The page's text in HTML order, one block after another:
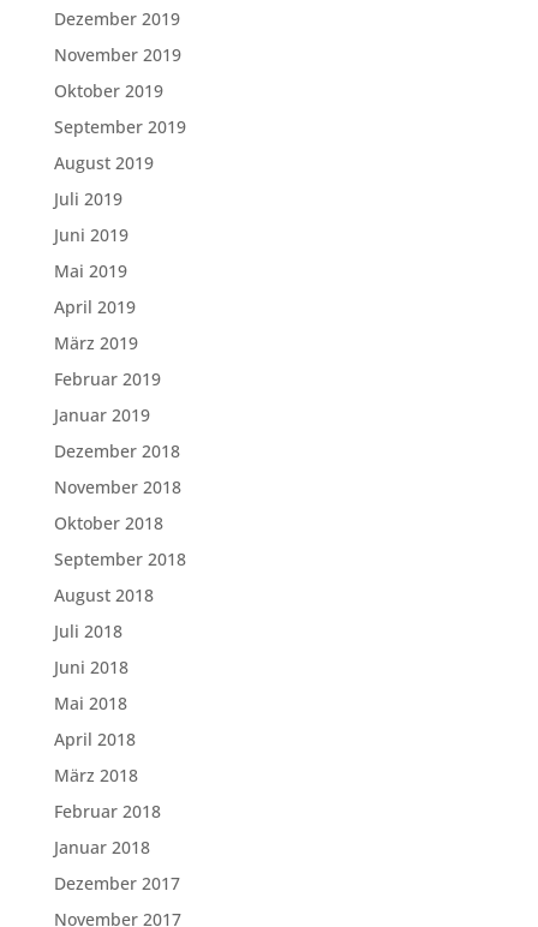
Dezember 2019
November 2019
Oktober 2019
September 2019
August 2019
Juli 2019
Juni 2019
Mai 2019
April 2019
März 2019
Februar 2019
Januar 2019
Dezember 2018
November 2018
Oktober 2018
September 2018
August 2018
Juli 2018
Juni 2018
Mai 2018
April 2018
März 2018
Februar 2018
Januar 2018
Dezember 2017
November 2017